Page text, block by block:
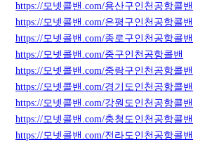
https://모넷콜밴.com/용산구인천공항콜밴
https://모넷콜밴.com/은평구인천공항콜밴
https://모넷콜밴.com/종로구인천공항콜밴
https://모넷콜밴.com/중구인천공항콜밴
https://모넷콜밴.com/중랑구인천공항콜밴
https://모넷콜밴.com/경기도인천공항콜밴
https://모넷콜밴.com/강원도인천공항콜밴
https://모넷콜밴.com/충청도인천공항콜밴
https://모넷콜밴.com/전라도인천공항콜밴